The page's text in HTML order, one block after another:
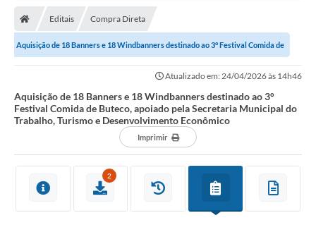
Editais Compra Direta
Aquisição de 18 Banners e 18 Windbanners destinado ao 3° Festival Comida de
Atualizado em: 24/04/2026 às 14h46
Aquisição de 18 Banners e 18 Windbanners destinado ao 3°
Festival Comida de Buteco, apoiado pela Secretaria Municipal do
Trabalho, Turismo e Desenvolvimento Econômico
Imprimir
2